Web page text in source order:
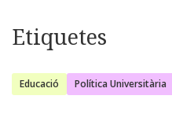
Etiquetes
Educació Política Universitària